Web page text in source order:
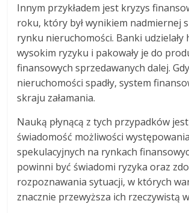
Innym przykładem jest kryzys
roku, który był wynikiem nadmiernej
rynku nieruchomości. Banki
wysokim ryzyku i pakowały je do
finansowych sprzedawanych dalej.
nieruchomości spadły, system
skraju załamania.
Nauką płynącą z tych przypadków jest
świadomość możliwości
spekulacyjnych na rynkach
powinni być świadomi ryzyka oraz
rozpoznawania sytuacji, w których
znacznie przewyższa ich rzeczywistą